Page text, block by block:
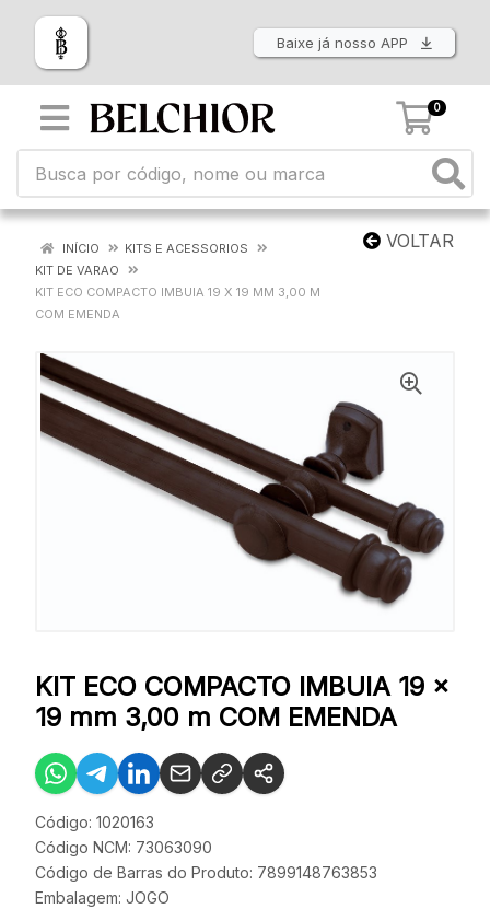
Baixe já nosso APP
0
VOLTAR
INÍCIO
KITS E ACESSORIOS
KIT DE VARAO
KIT ECO COMPACTO IMBUIA 19 X 19 MM 3,00 M
COM EMENDA
KIT ECO COMPACTO IMBUIA 19 x
19 mm 3,00 m COM EMENDA
Código: 1020163
Código NCM: 73063090
Código de Barras do Produto: 7899148763853
Embalagem: JOGO